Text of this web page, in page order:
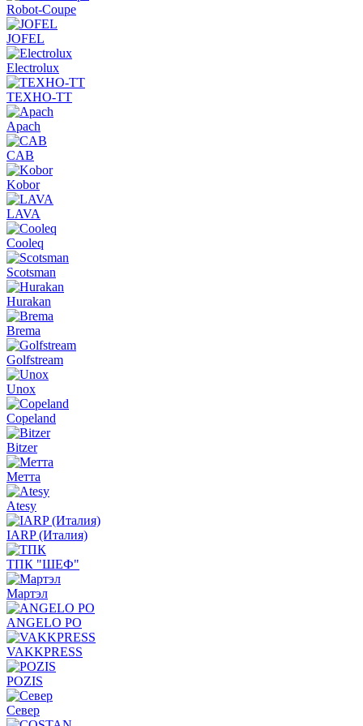
Robot-Coupe
JOFEL
Electrolux
ТЕХНО-ТТ
Apach
CAB
Kobor
LAVA
Cooleq
Scotsman
Hurakan
Brema
Golfstream
Unox
Copeland
Bitzer
Метта
Atesy
IARP (Италия)
ТПК "ШЕФ"
Мартэл
ANGELO PO
VAKKPRESS
POZIS
Север